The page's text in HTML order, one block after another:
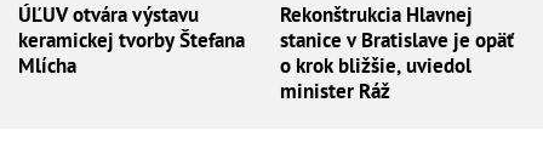
ÚĽUV otvára výstavu
keramickej tvorby Štefana
Mlícha
Rekonštrukcia Hlavnej
stanice v Bratislave je opäť
o krok bližšie, uviedol
minister Ráž